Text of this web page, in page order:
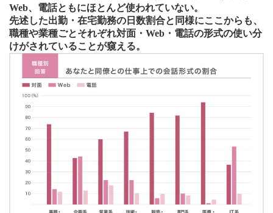
Web、電話ともにほとんど使われていない。
先述した出勤・在宅勤務の日数割合と同様にここからも、
職種や業種ごとそれぞれ対面・Web・電話の形式の使い分
けがされていることが窺える。